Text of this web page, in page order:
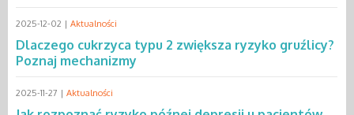
2025-12-02 | Aktualności
Dlaczego cukrzyca typu 2 zwiększa ryzyko gruźlicy?
Poznaj mechanizmy
2025-11-27 | Aktualności